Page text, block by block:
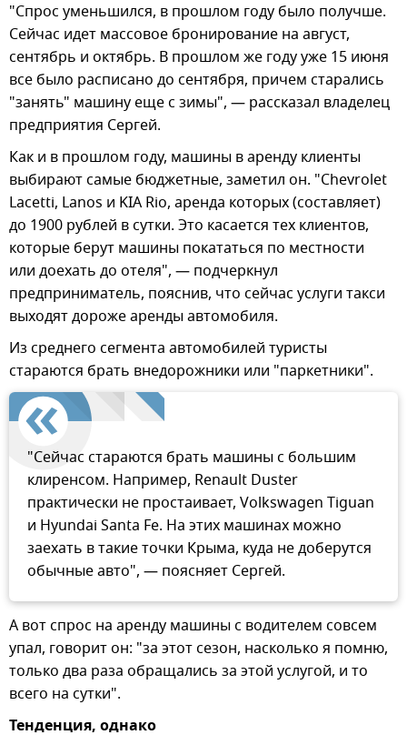
"Спрос уменьшился, в прошлом году было получше.
Сейчас идет массовое бронирование на август,
сентябрь и октябрь. В прошлом же году уже 15 июня
все было расписано до сентября, причем старались
"занять" машину еще с зимы", — рассказал владелец
предприятия Сергей.
Как и в прошлом году, машины в аренду клиенты
выбирают самые бюджетные, заметил он. "Chevrolet
Lacetti, Lanos и KIA Rio, аренда которых (составляет)
до 1900 рублей в сутки. Это касается тех клиентов,
которые берут машины покататься по местности
или доехать до отеля", — подчеркнул
предприниматель, пояснив, что сейчас услуги такси
выходят дороже аренды автомобиля.
Из среднего сегмента автомобилей туристы
стараются брать внедорожники или "паркетники".
"Сейчас стараются брать машины с большим
клиренсом. Например, Renault Duster
практически не простаивает, Volkswagen Tiguan
и Hyundai Santa Fe. На этих машинах можно
заехать в такие точки Крыма, куда не доберутся
обычные авто", — поясняет Сергей.
А вот спрос на аренду машины с водителем совсем
упал, говорит он: "за этот сезон, насколько я помню,
только два раза обращались за этой услугой, и то
всего на сутки".
Тенденция, однако